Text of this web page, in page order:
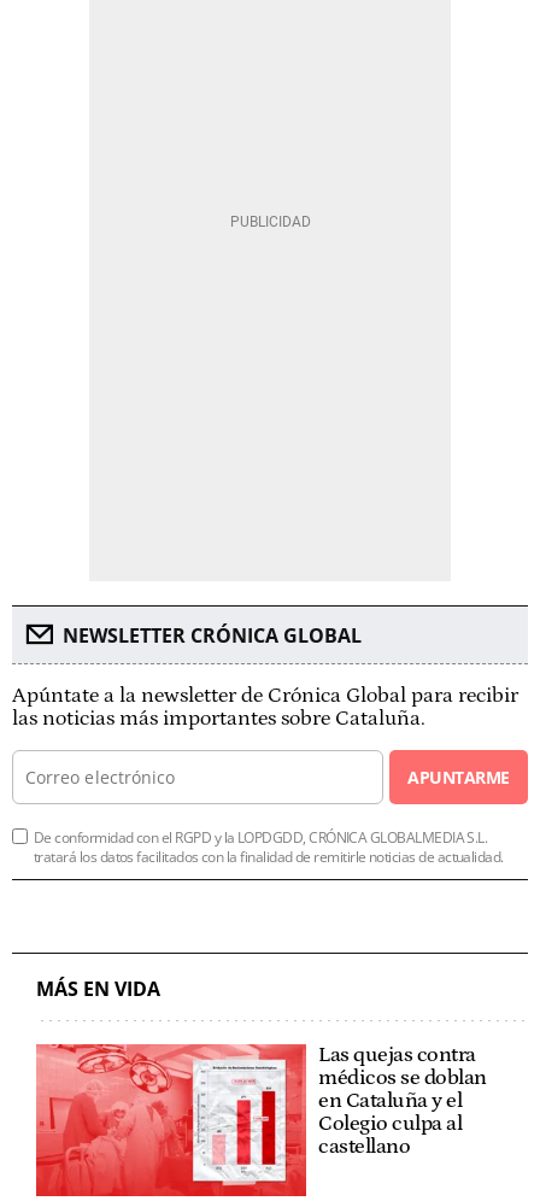
NEWSLETTER CRÓNICA GLOBAL
Apúntate a la newsletter de Crónica Global para recibir
las noticias más importantes sobre Cataluña.
APUNTARME
De conformidad con el RGPD y la LOPDGDD, CRÓNICA GLOBALMEDIA S.L.
tratará los datos facilitados con la finalidad de remitirle noticias de actualidad.
MÁS EN VIDA
Las quejas contra
médicos se doblan
en Cataluña y el
Colegio culpa al
castellano